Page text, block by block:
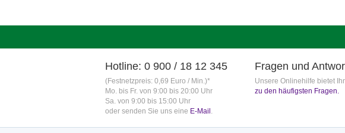
Hotline: 0 900 / 18 12 345
(Festnetzpreis: 0,69 Euro / Min.)*
Mo. bis Fr. von 9:00 bis 20:00 Uhr
Sa. von 9:00 bis 15:00 Uhr
oder senden Sie uns eine E-Mail .
Fragen und
Unsere Onlinehilfe bietet
zu den häufigsten Fragen.